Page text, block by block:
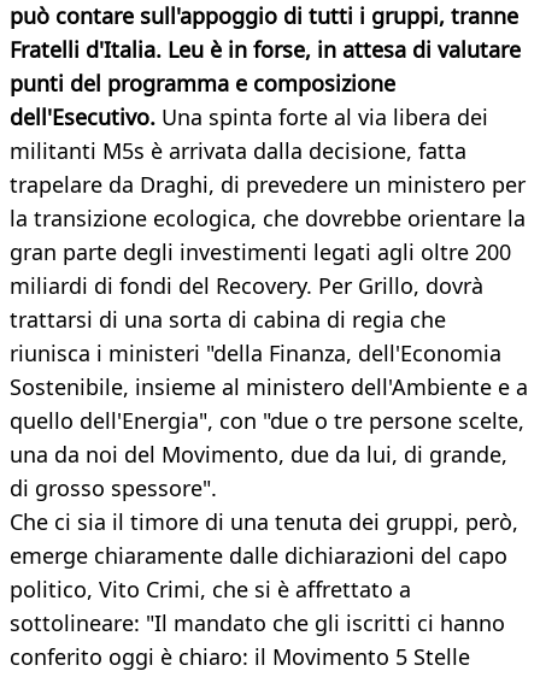
può contare sull'appoggio di tutti i gruppi, tranne
Fratelli d'Italia. Leu è in forse, in attesa di valutare
punti del programma e composizione
dell'Esecutivo. Una spinta forte al via libera dei
militanti M5s è arrivata dalla decisione, fatta
trapelare da Draghi, di prevedere un ministero per
la transizione ecologica, che dovrebbe orientare la
gran parte degli investimenti legati agli oltre 200
miliardi di fondi del Recovery. Per Grillo, dovrà
trattarsi di una sorta di cabina di regia che
riunisca i ministeri "della Finanza, dell'Economia
Sostenibile, insieme al ministero dell'Ambiente e a
quello dell'Energia", con "due o tre persone scelte,
una da noi del Movimento, due da lui, di grande,
di grosso spessore".
Che ci sia il timore di una tenuta dei gruppi, però,
emerge chiaramente dalle dichiarazioni del capo
politico, Vito Crimi, che si è affrettato a
sottolineare: "Il mandato che gli iscritti ci hanno
conferito oggi è chiaro: il Movimento 5 Stelle